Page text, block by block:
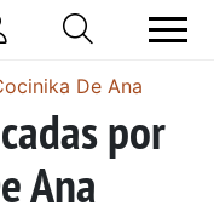
De Ana
por
Ana